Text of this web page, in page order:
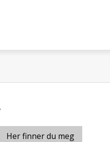
Her finner du meg